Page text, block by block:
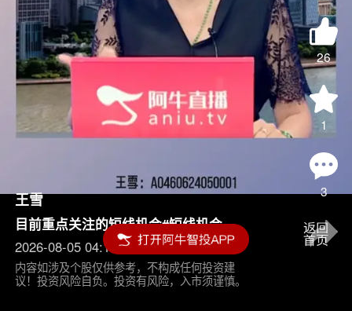
26
1
3
王雪
目前重点关注的短线机会#短线机会
2026-08-05 04:15
内容如涉及个股仅供参考，不构成任何投资建
议！投资风险自负。投资有风险，入市须谨慎。